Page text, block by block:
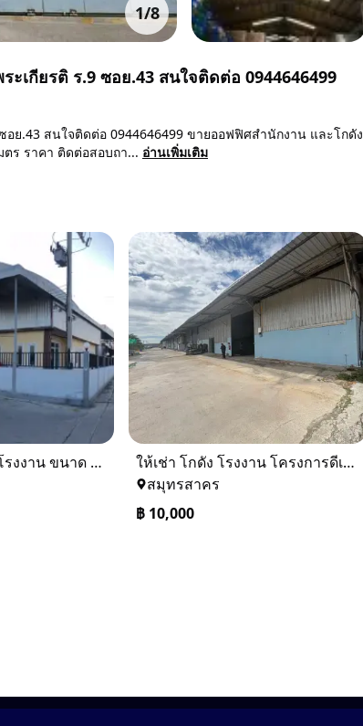
1/8
เกียรติ ร.9 ซอย.43 สนใจติดต่อ 0944646499
ย.43 สนใจติดต่อ 0944646499 ขายออฟฟิศสำนักงาน และโกดัง
ร ราคา ติดต่อสอบถา... อ่านเพิ่มเติม
ขาย/ให้เช่า โกดัง โรงงาน ขนาด 150 ตรว. / 1ไร่ พร้อมออฟฟิศ 2 ชั้น
ให้เช่า โกดัง โรงงาน โครงการดีเจริญ แยกบางน้ำจืด
สมุทรสาคร
฿ 10,000